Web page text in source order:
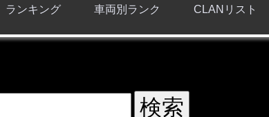
ランキング 車両別ランク CLANリスト